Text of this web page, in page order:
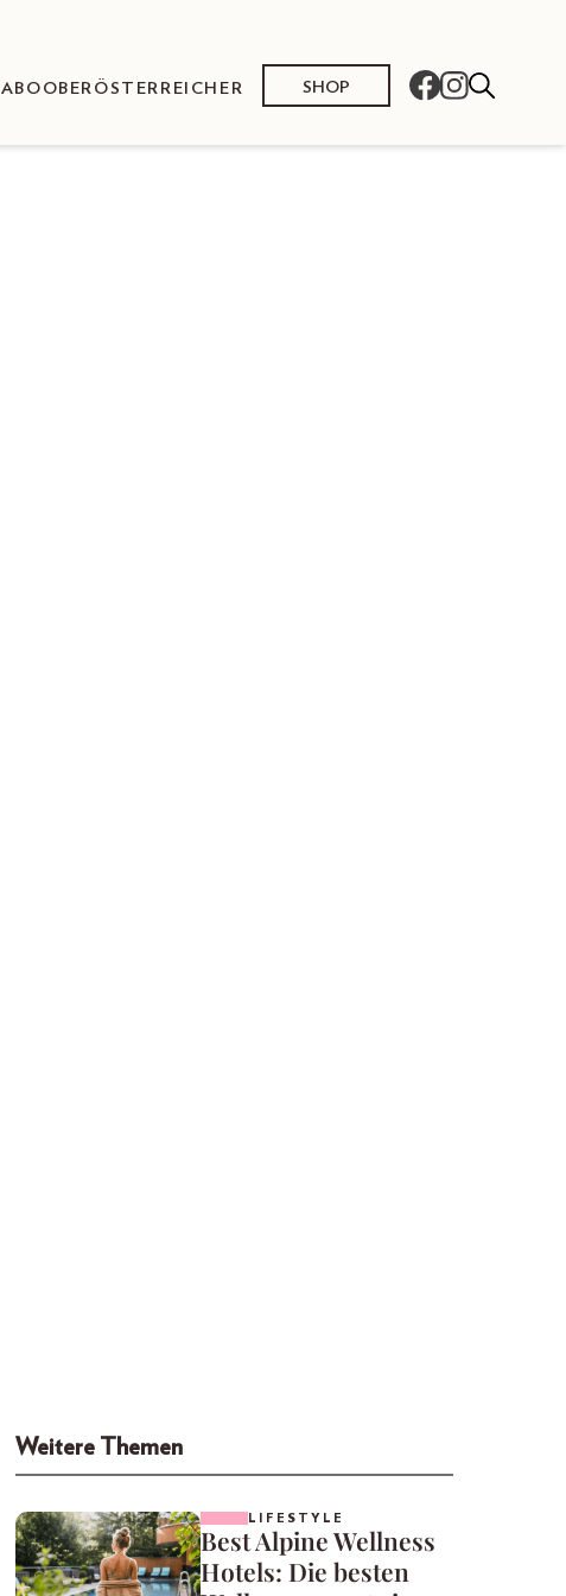
ABO OBERÖSTERREICHER SHOP
Weitere Themen
LIFESTYLE
Best Alpine Wellness
Hotels: Die besten